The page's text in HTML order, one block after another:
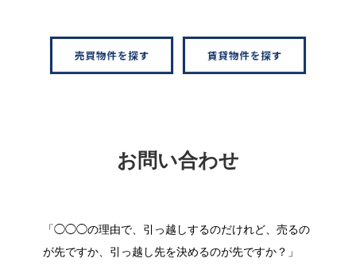
お問い合わせ
「◯◯◯の理由で、引っ越しするのだけれど、売るの
が先ですか、引っ越し先を決めるのが先ですか？」